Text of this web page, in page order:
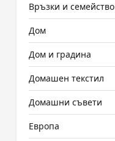
Връзки и семейство
Дом
Дом и градина
Домашен текстил
Домашни съвети
Европа